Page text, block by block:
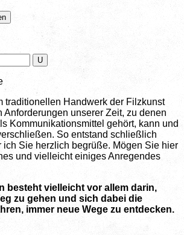
traditionellen Handwerk der Filzkunst
Anforderungen unserer Zeit, zu denen
Kommunikationsmittel gehört, kann und
So entstand schließlich
ich Sie herzlich begrüße. Mögen Sie hier
und vielleicht einiges Anregendes
besteht vielleicht vor allem darin,
zu gehen und sich dabei die
immer neue Wege zu entdecken.